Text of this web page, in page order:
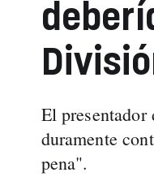
El presentador
duramente
pena".